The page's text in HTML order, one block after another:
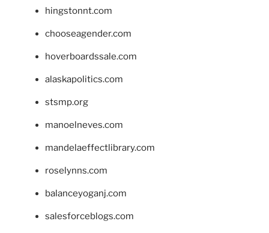
hingstonnt.com
chooseagender.com
hoverboardssale.com
alaskapolitics.com
stsmp.org
manoelneves.com
mandelaeffectlibrary.com
roselynns.com
balanceyoganj.com
salesforceblogs.com